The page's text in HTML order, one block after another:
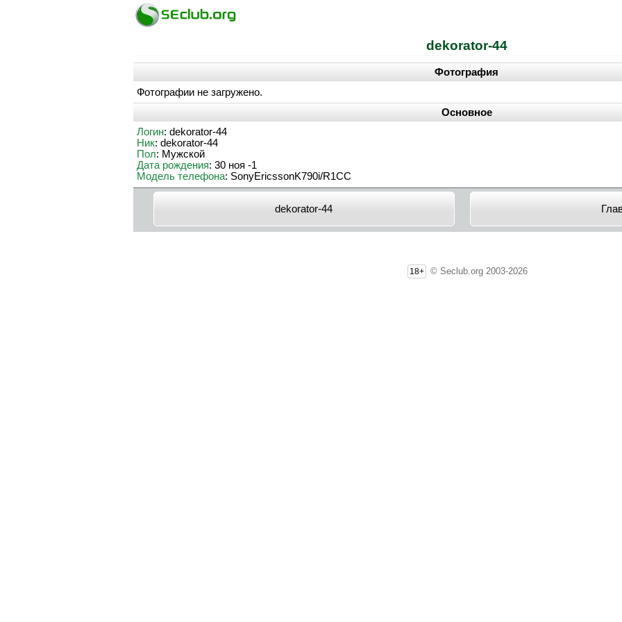
dekorator-44
Фотография
Фотографии не загружено.
Основное
Логин: dekorator-44
Ник: dekorator-44
Пол: Мужской
Дата рождения: 30 ноя -1
Модель телефона: SonyEricssonK790i/R1CC
dekorator-44
18+ © Seclub.org 2003-2026